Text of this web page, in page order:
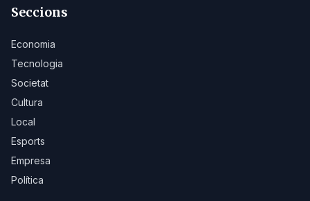
Seccions
Economia
Tecnologia
Societat
Cultura
Local
Esports
Empresa
Política